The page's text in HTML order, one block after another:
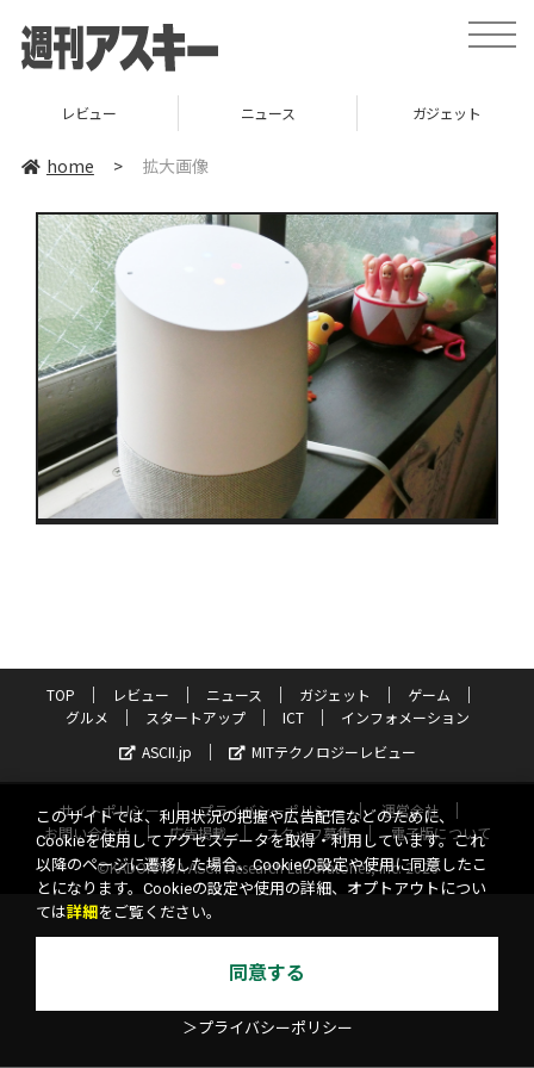
toggle
レビュー ニュース ガジェット
home > 拡大画像
TOP レビュー ニュース ガジェット
ゲーム
グルメ
スタートアップ ICT
インフォメーション
ASCII.jp
MITテクノロジーレビュー
サイトポリシー プライバシーポリシー
運営会社
お問い合わせ
広告掲載 スタッフ募集
電子版について
©KADOKAWA ASCII Research Laboratories, Inc. 2026
このサイトでは、利用状況の把握や広告配信などのために、
Cookieを使用してアクセスデータを取得・利用しています。これ
以降のページに遷移した場合、Cookieの設定や使用に同意したこ
とになります。Cookieの設定や使用の詳細、オプトアウトについ
ては詳細 をご覧ください。
同意する
＞プライバシーポリシー